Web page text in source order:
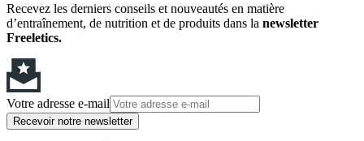
Recevez les derniers conseils et nouveautés en matière
d’entraînement, de nutrition et de produits dans la newsletter
Freeletics.
Votre adresse e-mail
Recevoir notre newsletter